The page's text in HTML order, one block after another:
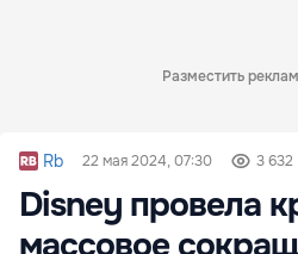
Разместить
Rb 22 мая 2024, 07:30 3 632
Disney провела
массовое